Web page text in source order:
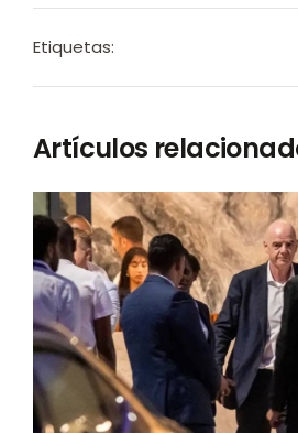
Etiquetas:
Artículos